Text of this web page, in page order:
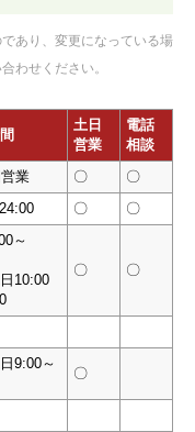
あり、変更になっている場
わせください。
土日
営業
電話
相談
業 〇
〇
〇 〇
～
10:00
〇 〇
9:00～
〇